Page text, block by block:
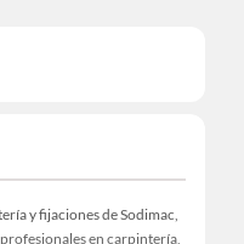
y fijaciones de Sodimac,
en carpintería,